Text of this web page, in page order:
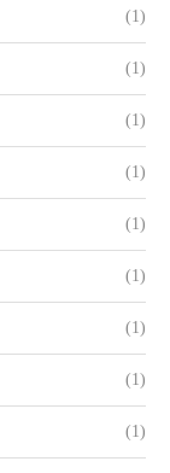
(1)
(1)
(1)
(1)
(1)
(1)
(1)
(1)
(1)